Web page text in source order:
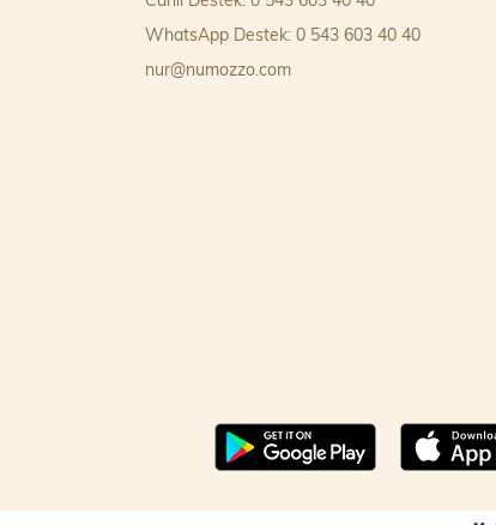
WhatsApp Destek: 0 543 603 40 40
nur@numozzo.com